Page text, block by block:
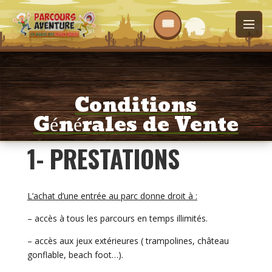
Conditions
Générales de Vente
1- PRESTATIONS
L’achat d’une entrée au parc donne droit à :
– accès à tous les parcours en temps illimités.
– accès aux jeux extérieures ( trampolines, château
gonflable, beach foot…).